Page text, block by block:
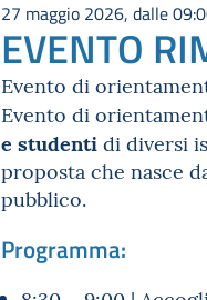
27 maggio 2026, dalle
EVENTO
Evento di
Evento di
e studenti di diversi
proposta che nasce
pubblico.
Programma: